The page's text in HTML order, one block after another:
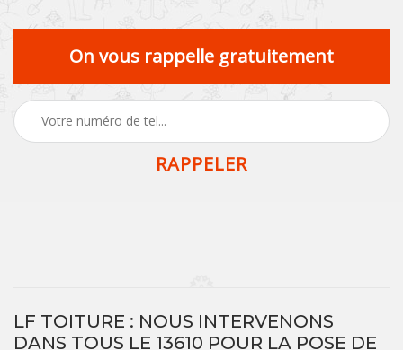
On vous rappelle gratuitement
LF TOITURE : NOUS INTERVENONS
DANS TOUS LE 13610 POUR LA POSE DE